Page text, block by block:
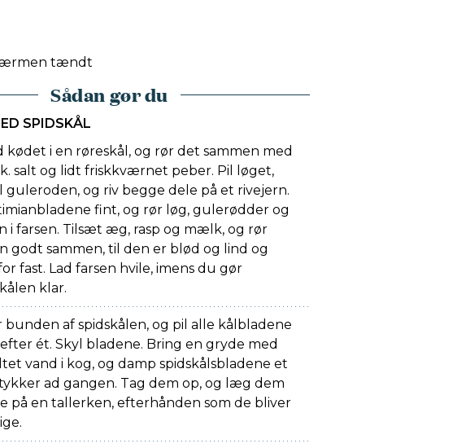
tændt
Sådan gør du
SPIDSKÅL
i en røreskål, og rør det sammen med
salt og lidt friskkværnet peber. Pil løget,
guleroden, og riv begge dele på et rivejern.
fint, og rør løg, gulerødder og
i farsen. Tilsæt æg, rasp og mælk, og rør
godt sammen, til den er blød og lind og
fast. Lad farsen hvile, imens du gør
klar.
af spidskålen, og pil alle kålbladene
ét. Skyl bladene. Bring en gryde med
vand i kog, og damp spidskålsbladene et
ad gangen. Tag dem op, og læg dem
på en tallerken, efterhånden som de bliver